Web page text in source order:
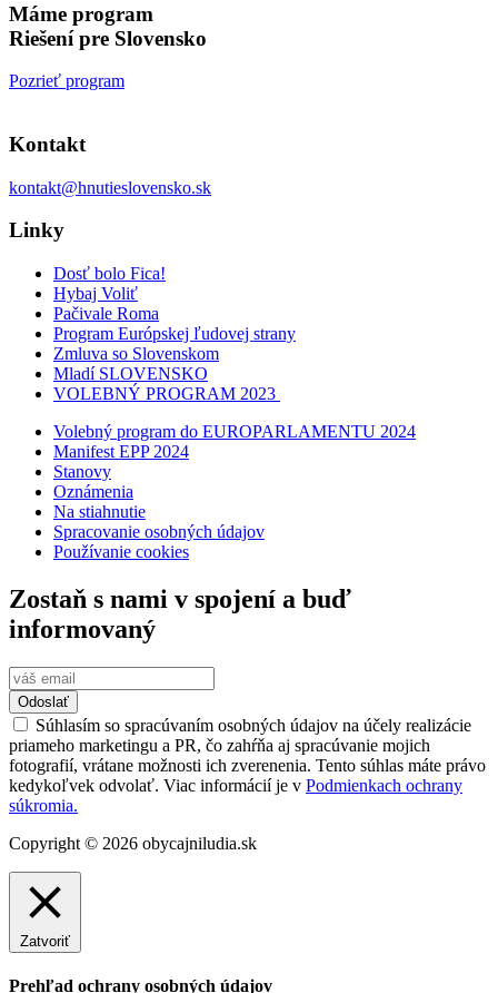
Máme program
Riešení pre Slovensko
Pozrieť program
Kontakt
kontakt@hnutieslovensko.sk
Linky
Dosť bolo Fica!
Hybaj Voliť
Pačivale Roma
Program Európskej ľudovej strany
Zmluva so Slovenskom
Mladí SLOVENSKO
VOLEBNÝ PROGRAM 2023
Volebný program do EUROPARLAMENTU 2024
Manifest EPP 2024
Stanovy
Oznámenia
Na stiahnutie
Spracovanie osobných údajov
Používanie cookies
Zostaň s nami v spojení a buď
informovaný
Odoslať
Súhlasím so spracúvaním osobných údajov na účely realizácie
priameho marketingu a PR, čo zahŕňa aj spracúvanie mojich
fotografií, vrátane možnosti ich zverenenia. Tento súhlas máte právo
kedykoľvek odvolať. Viac informácií je v Podmienkach ochrany
súkromia.
Copyright © 2026 obycajniludia.sk
Zatvoriť
Prehľad ochrany osobných údajov